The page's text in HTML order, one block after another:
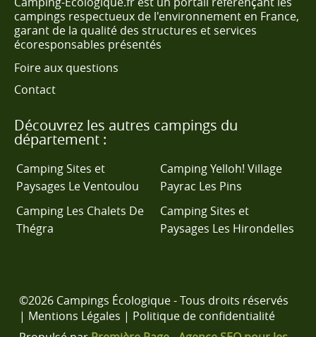
campings respectueux de l'environnement en France,
garant de la qualité des structures et services
écoresponsables présentés
Foire aux questions
Contact
Découvrez les autres campings du
département :
Camping Sites et
Paysages Le Ventoulou
Camping Yelloh! Village
Payrac Les Pins
Camping Les Chalets De
Thégra
Camping Sites et
Paysages Les Hirondelles
©2026 Campings Écologique - Tous droits réservés
| Mentions Légales | Politique de confidentialité